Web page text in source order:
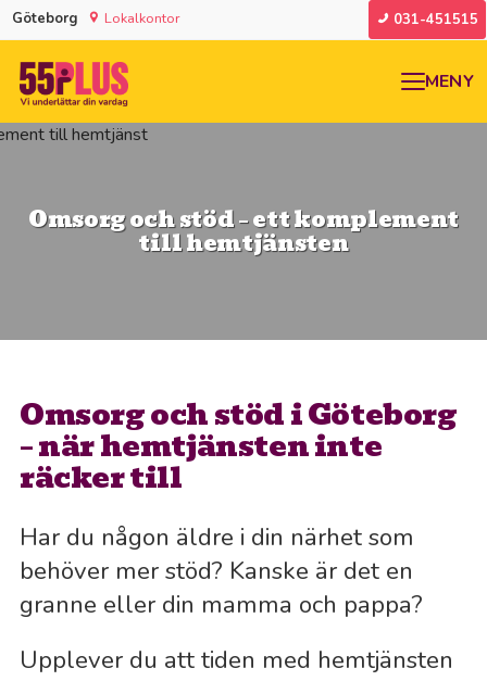
Göteborg Lokalkontor 031-451515
MENY
Omsorg och stöd – ett komplement
till hemtjänsten
Omsorg och stöd i Göteborg
– när hemtjänsten inte
räcker till
Har du någon äldre i din närhet som
behöver mer stöd? Kanske är det en
granne eller din mamma och pappa?
Upplever du att tiden med hemtjänsten